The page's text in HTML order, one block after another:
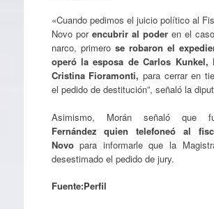
«Cuando pedimos el juicio político al
Novo por encubrir al poderen el
narco, primero se robaron el
operó la esposa de Carlos Kunkel,
Cristina Fioramonti, para cerrar en
el pedido de destitución”, señaló la
Asimismo, Morán señaló que
Fernández quien telefoneó al
Novopara informarle que la
desestimado el pedido de jury.
Fuente:Perfil